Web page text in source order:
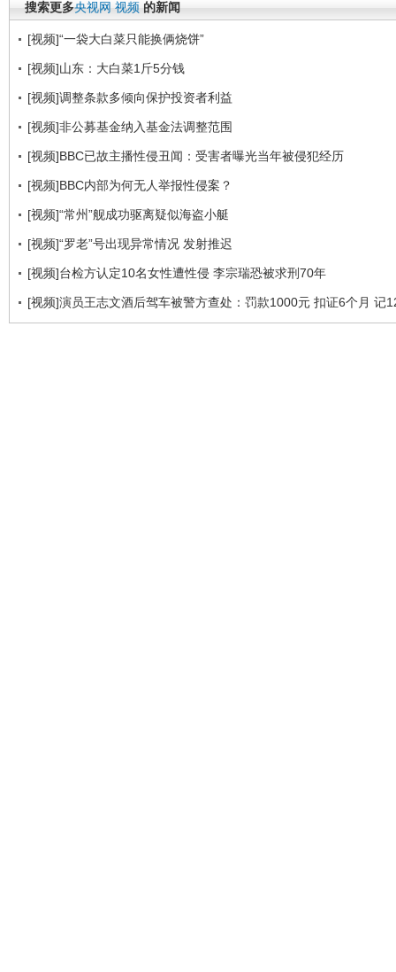
搜索更多央视网 视频 的新闻
[视频]“一袋大白菜只能换俩烧饼”
[视频]山东：大白菜1斤5分钱
[视频]调整条款多倾向保护投资者利益
[视频]非公募基金纳入基金法调整范围
[视频]BBC已故主播性侵丑闻：受害者曝光当年被侵犯经历
[视频]BBC内部为何无人举报性侵案？
[视频]“常州”舰成功驱离疑似海盗小艇
[视频]“罗老”号出现异常情况 发射推迟
[视频]台检方认定10名女性遭性侵 李宗瑞恐被求刑70年
[视频]演员王志文酒后驾车被警方查处：罚款1000元 扣证6个月 记